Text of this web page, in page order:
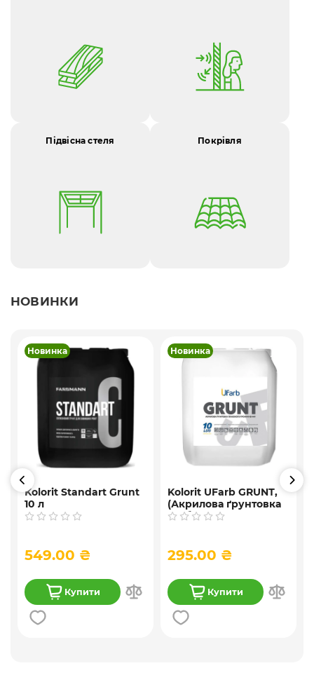
Підвісна стеля Покрівля
НОВИНКИ
Новинка
Kolorit Standart Grunt
10 л
549.00 ₴
Купити
Новинка
Kolorit UFarb GRUNТ,
(Акрилова ґрунтовка
глибокого
295.00 ₴
Купити